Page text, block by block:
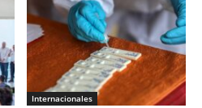
Internacionales